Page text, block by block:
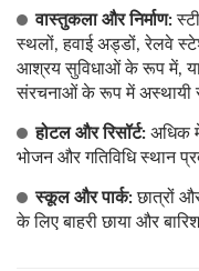
वास्तुकला और निर्माण:
स्थलों, हवाई अड्डों, रेलवे
आश्रय सुविधाओं के रूप में, या
संरचनाओं के रूप में अस्थायी
होटल और रिसॉर्ट: अधिक
भोजन और गतिविधि स्थान
स्कूल और पार्क:छात्रों
के लिए बाहरी छाया और